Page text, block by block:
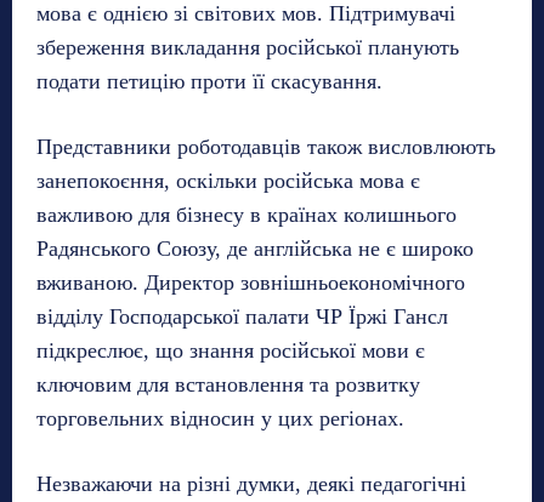
мова є однією зі світових мов. Підтримувачі
збереження викладання російської планують
подати петицію проти її скасування.
Представники роботодавців також висловлюють
занепокоєння, оскільки російська мова є
важливою для бізнесу в країнах колишнього
Радянського Союзу, де англійська не є широко
вживаною. Директор зовнішньоекономічного
відділу Господарської палати ЧР Їржі Гансл
підкреслює, що знання російської мови є
ключовим для встановлення та розвитку
торговельних відносин у цих регіонах.
Незважаючи на різні думки, деякі педагогічні